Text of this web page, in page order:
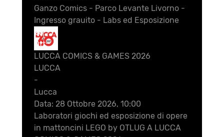
Ganzo Comics - Parco Levante Livorno -
Ingresso grauito - Labs ed Esposizione
28
Ott
LUCCA COMICS & GAMES 2026
LUCCA
-
Lucca
Data: 28 Ottobre 2026, 10:00
Laboratori giochi ed esposizione di opere
in mattoncini LEGO by OTLUG A LUCCA